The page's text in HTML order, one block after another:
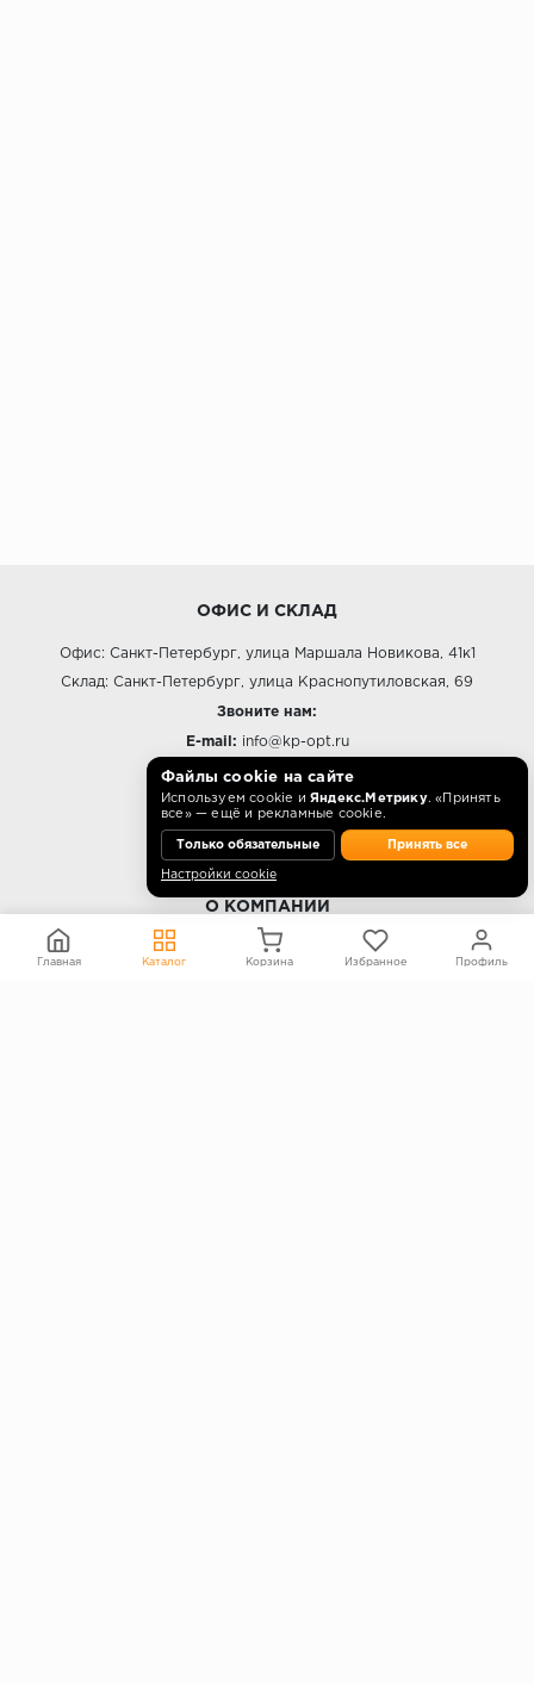
ОФИС И СКЛАД
Офис: Санкт-Петербург, улица Маршала Новикова, 41к1
Склад: Санкт-Петербург, улица Краснопутиловская, 69
Звоните нам:
E-mail: info@kp-opt.ru
Режим работы
10:00 - 18:00 пн-пт.
О КОМПАНИИ
Контакты
Файлы cookie на сайте
Используем cookie и Яндекс.Метрику. «Принять
все» — ещё и рекламные cookie.
Только обязательные Принять все
Настройки cookie
Главная Каталог Корзина Избранное Профиль